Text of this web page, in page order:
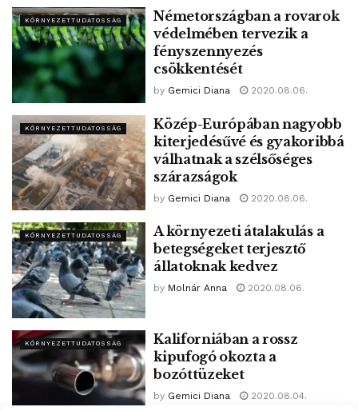
KÖRNYEZETTUDATOSSÁG
Németországban a rovarok
védelmében tervezik a
fényszennyezés
csökkentését
by Gemici Diana 2020.08.06.
KÖRNYEZETTUDATOSSÁG
Közép-Európában nagyobb
kiterjedésűvé és gyakoribbá
válhatnak a szélsőséges
szárazságok
by Gemici Diana 2020.08.06.
KÖRNYEZETTUDATOSSÁG
A környezeti átalakulás a
betegségeket terjesztő
állatoknak kedvez
by Molnár Anna 2020.08.06.
KÖRNYEZETTUDATOSSÁG
Kaliforniában a rossz
kipufogó okozta a
bozóttüzeket
by Gemici Diana 2020.08.04.